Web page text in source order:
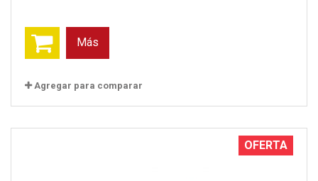
Más
Agregar para comparar
OFERTA